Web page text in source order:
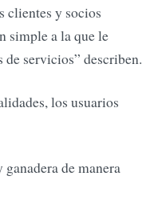
clientes y socios
simple a la que le
de servicios” describen.
los usuarios
de manera